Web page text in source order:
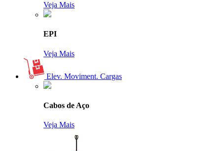
Veja Mais
EPI
Veja Mais
Elev. Moviment. Cargas
Cabos de Aço
Veja Mais